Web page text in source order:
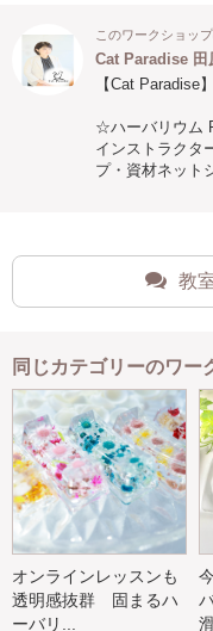
このワークショッ
Cat Paradise 田
【Cat Paradise】
☆ハーバリウム
インストラクタ
プ・資材ネット
教
同じカテゴリーのワー
オンラインレッスンも
透明感抜群 固まるハ
ーバリ...